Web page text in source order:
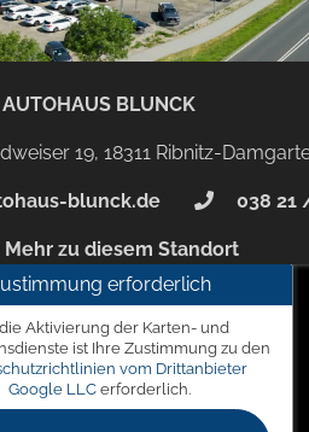
AUTOHAUS BLUNCK
19, 18311 Ribnitz-
blunck.de 038 21
Mehr zu diesem Standort
Damgarten
erforderlich
Aktivierung der Karten- und
ist Ihre Zustimmung zu den
vom Drittanbieter
Google LLCerforderlich.